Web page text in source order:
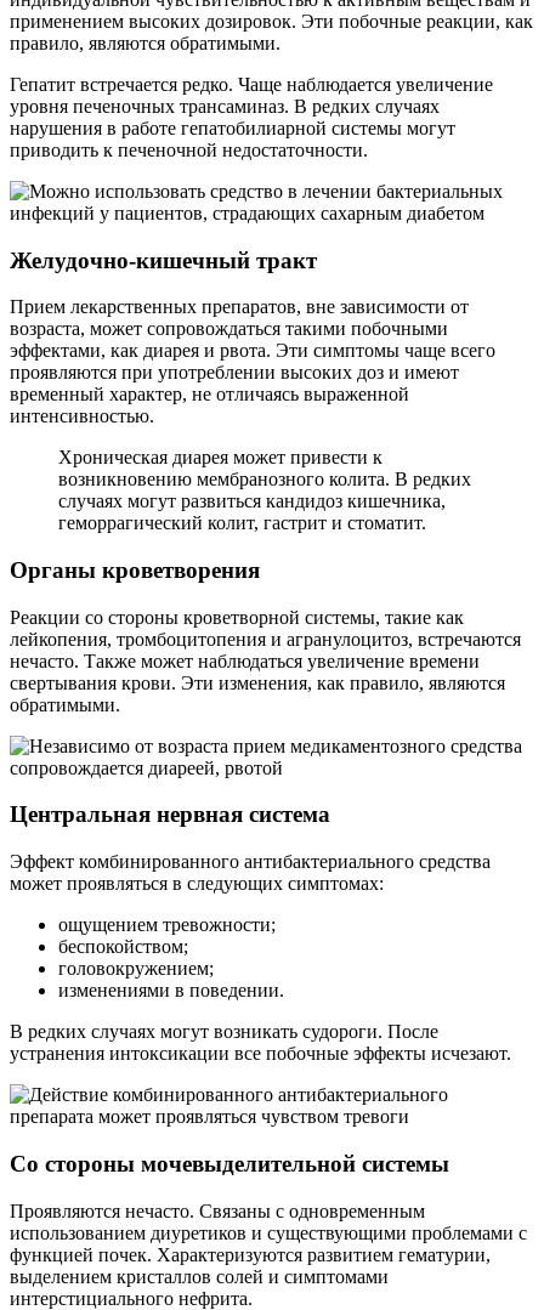
применением высоких дозировок. Эти побочные реакции, как
правило, являются обратимыми.
Гепатит встречается редко. Чаще наблюдается увеличение
уровня печеночных трансаминаз. В редких случаях
нарушения в работе гепатобилиарной системы могут
приводить к печеночной недостаточности.
Желудочно-кишечный тракт
Прием лекарственных препаратов, вне зависимости от
возраста, может сопровождаться такими побочными
эффектами, как диарея и рвота. Эти симптомы чаще всего
проявляются при употреблении высоких доз и имеют
временный характер, не отличаясь выраженной
интенсивностью.
Хроническая диарея может привести к
возникновению мембранозного колита. В редких
случаях могут развиться кандидоз кишечника,
геморрагический колит, гастрит и стоматит.
Органы кроветворения
Реакции со стороны кроветворной системы, такие как
лейкопения, тромбоцитопения и агранулоцитоз, встречаются
нечасто. Также может наблюдаться увеличение времени
свертывания крови. Эти изменения, как правило, являются
обратимыми.
Центральная нервная система
Эффект комбинированного антибактериального средства
может проявляться в следующих симптомах:
ощущением тревожности;
беспокойством;
головокружением;
изменениями в поведении.
В редких случаях могут возникать судороги. После
устранения интоксикации все побочные эффекты исчезают.
Со стороны мочевыделительной системы
Проявляются нечасто. Связаны с одновременным
использованием диуретиков и существующими проблемами с
функцией почек. Характеризуются развитием гематурии,
выделением кристаллов солей и симптомами
интерстициального нефрита.